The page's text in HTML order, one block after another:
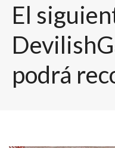
El
podrá